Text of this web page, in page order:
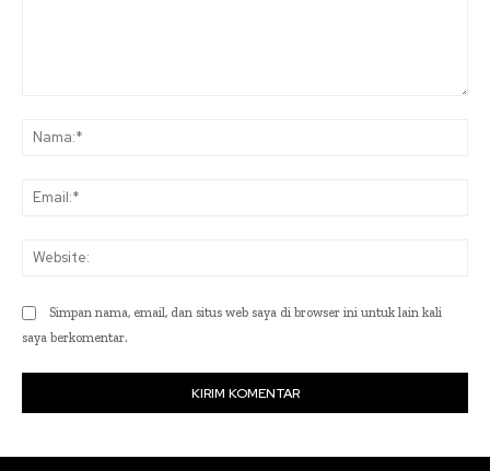
Simpan nama, email, dan situs web saya di browser ini untuk lain kali
saya berkomentar.